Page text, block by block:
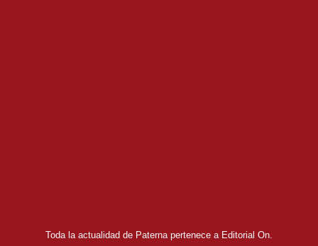
Toda la actualidad de Paterna pertenece a Editorial On.